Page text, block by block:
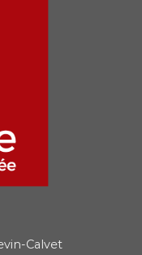
Calvet